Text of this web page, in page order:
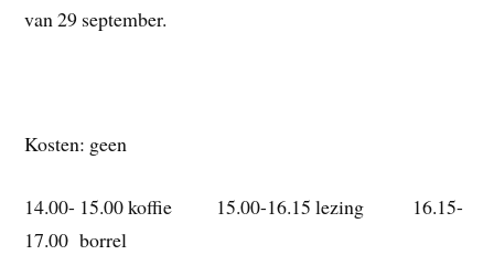
van 29 september.
Kosten: geen
14.00- 15.00 koffie 15.00-16.15 lezing 16.15-
17.00 borrel